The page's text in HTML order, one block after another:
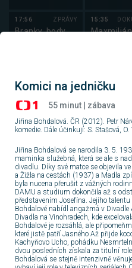
17:56 ZPRÁVY
Branky, body,
Sportky a
Šance
18:15 SERIÁL
Špunti na cestě
(7/13)
Všechnopárty
19:59
Výsledky
losování
Šťastných 10
20:00 SERIÁL
Hercule Poirot
15:35
Maxmilián
17:25
starého
(9/10)
Postřehy
odjinud
17:50
Zprávy v
českém
jazyce
18:00
Rozbité
zrcadlo
Komici na jedničku
55 minut | zábava
Jiřina Bohdalová. ČR (2012). Petr
komedie. Dále účinkují: S. Stašová,
Jiřina Bohdalová se narodila 3. 5.
maminka služebná, která se ale s
divadlu. Díky své matce se objevila
a Žižla na cestách (1937) a Madla
byla nucena přerušit z vážných
DAMU a studium dokončila až s
představením Josefína. Jejího
Bohdalové nabídl angažmá v
Divadla na Vinohradech, kde
Bohdalové je rozsáhlá, ale
které jistě patří Jasného Až přijde
Kachyňovo Ucho, pohádku
dvou posledních získala za titulní
Bohdalová se stejně intenzivně